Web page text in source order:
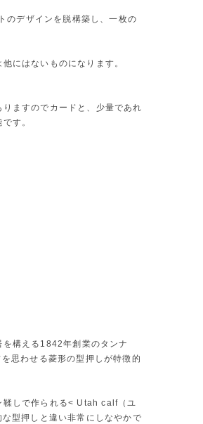
のデザインを脱構築し、一枚の
にはないものになります。
ますのでカードと、少量であれ
す。
構える1842年創業のタンナ
思わせる菱形の型押しが特徴的
鞣しで作られる< Utah calf（ユ
型押しと違い非常にしなやかで